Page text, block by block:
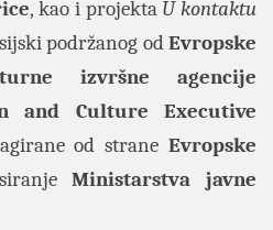
, kao i projekta U kontaktu
podržanog odEvropske
izvršne agencije
and Culture Executive
od straneEvropske
Ministarstva javne